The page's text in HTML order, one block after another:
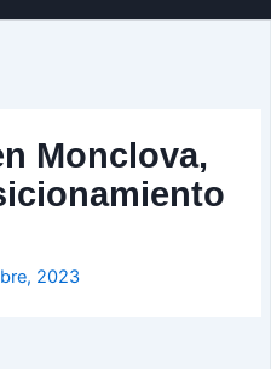
Monclova,
2023